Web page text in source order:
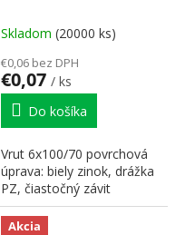
závit
Skladom (20000 ks)
€0,06 bez DPH
€0,07 / ks
Do košíka
Vrut 6x100/70 povrchová
úprava: biely zinok, drážka
PZ, čiastočný závit
Akcia